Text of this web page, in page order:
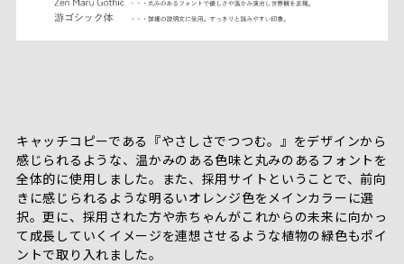
キャッチコピーである『やさしさでつつむ。』をデザインから
感じられるような、温かみのある色味と丸みのあるフォントを
全体的に使用しました。また、採用サイトということで、前向
きに感じられるような明るいオレンジ色をメインカラーに選
択。更に、採用された方や赤ちゃんがこれからの未来に向かっ
て成長していくイメージを連想させるような植物の緑色もポイ
ントで取り入れました。